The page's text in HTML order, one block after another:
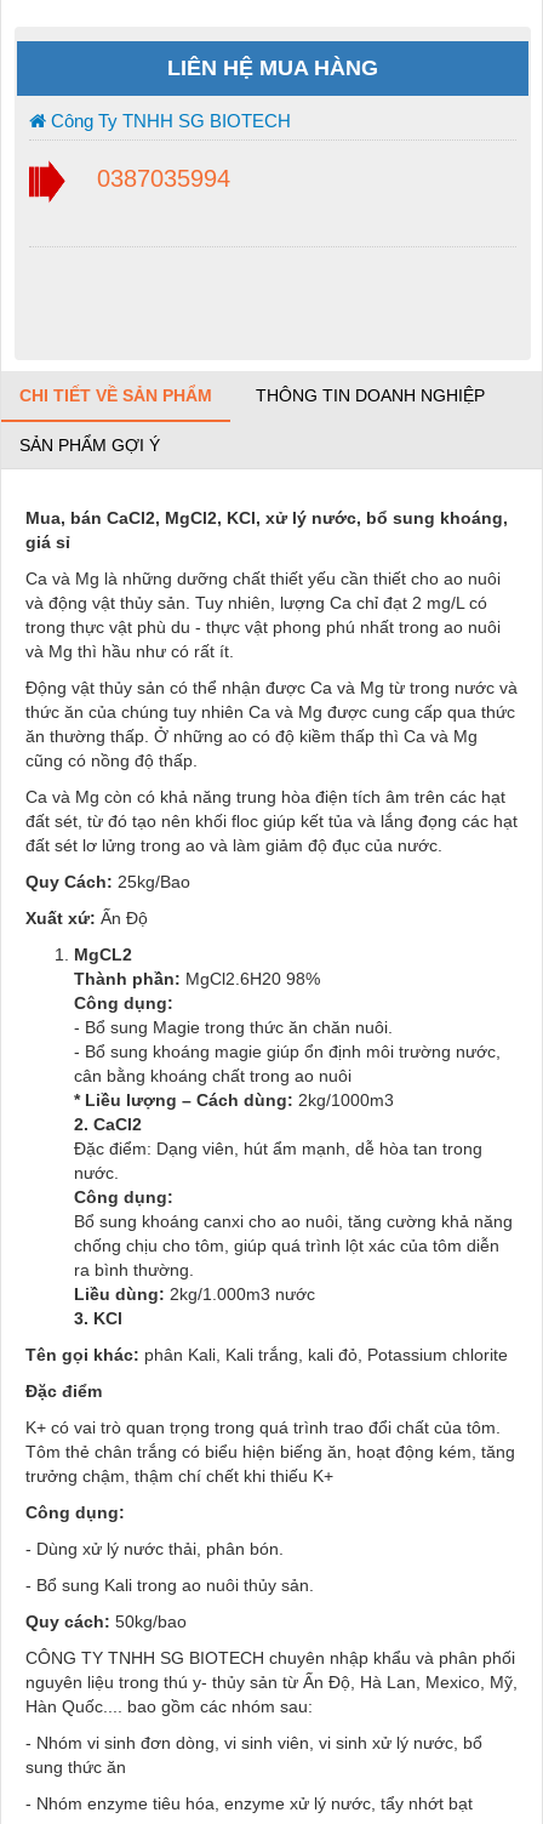
LIÊN HỆ MUA HÀNG
Công Ty TNHH SG BIOTECH
0387035994
CHI TIẾT VỀ SẢN PHẨM THÔNG TIN DOANH NGHIỆP
SẢN PHẨM GỢI Ý
Mua, bán CaCl2, MgCl2, KCl, xử lý nước, bổ sung khoáng,
giá sỉ
Ca và Mg là những dưỡng chất thiết yếu cần thiết cho ao nuôi
và động vật thủy sản. Tuy nhiên, lượng Ca chỉ đạt 2 mg/L có
trong thực vật phù du - thực vật phong phú nhất trong ao nuôi
và Mg thì hầu như có rất ít.
Động vật thủy sản có thể nhận được Ca và Mg từ trong nước và
thức ăn của chúng tuy nhiên Ca và Mg được cung cấp qua thức
ăn thường thấp. Ở những ao có độ kiềm thấp thì Ca và Mg
cũng có nồng độ thấp.
Ca và Mg còn có khả năng trung hòa điện tích âm trên các hạt
đất sét, từ đó tạo nên khối floc giúp kết tủa và lắng đọng các hạt
đất sét lơ lửng trong ao và làm giảm độ đục của nước.
Quy Cách: 25kg/Bao
Xuất xứ: Ấn Độ
MgCL2
Thành phần: MgCl2.6H20 98%
Công dụng:
- Bổ sung Magie trong thức ăn chăn nuôi.
- Bổ sung khoáng magie giúp ổn định môi trường nước,
cân bằng khoáng chất trong ao nuôi
* Liều lượng – Cách dùng: 2kg/1000m3
2. CaCl2
Đặc điểm: Dạng viên, hút ẩm mạnh, dễ hòa tan trong
nước.
Công dụng:
Bổ sung khoáng canxi cho ao nuôi, tăng cường khả năng
chống chịu cho tôm, giúp quá trình lột xác của tôm diễn
ra bình thường.
Liều dùng: 2kg/1.000m3 nước
3. KCl
Tên gọi khác: phân Kali, Kali trắng, kali đỏ, Potassium chlorite
Đặc điểm
K+ có vai trò quan trọng trong quá trình trao đổi chất của tôm.
Tôm thẻ chân trắng có biểu hiện biếng ăn, hoạt động kém, tăng
trưởng chậm, thậm chí chết khi thiếu K+
Công dụng:
- Dùng xử lý nước thải, phân bón.
- Bổ sung Kali trong ao nuôi thủy sản.
Quy cách: 50kg/bao
CÔNG TY TNHH SG BIOTECH chuyên nhập khẩu và phân phối
nguyên liệu trong thú y- thủy sản từ Ấn Độ, Hà Lan, Mexico, Mỹ,
Hàn Quốc.... bao gồm các nhóm sau:
- Nhóm vi sinh đơn dòng, vi sinh viên, vi sinh xử lý nước, bổ
sung thức ăn
- Nhóm enzyme tiêu hóa, enzyme xử lý nước, tẩy nhớt bạt